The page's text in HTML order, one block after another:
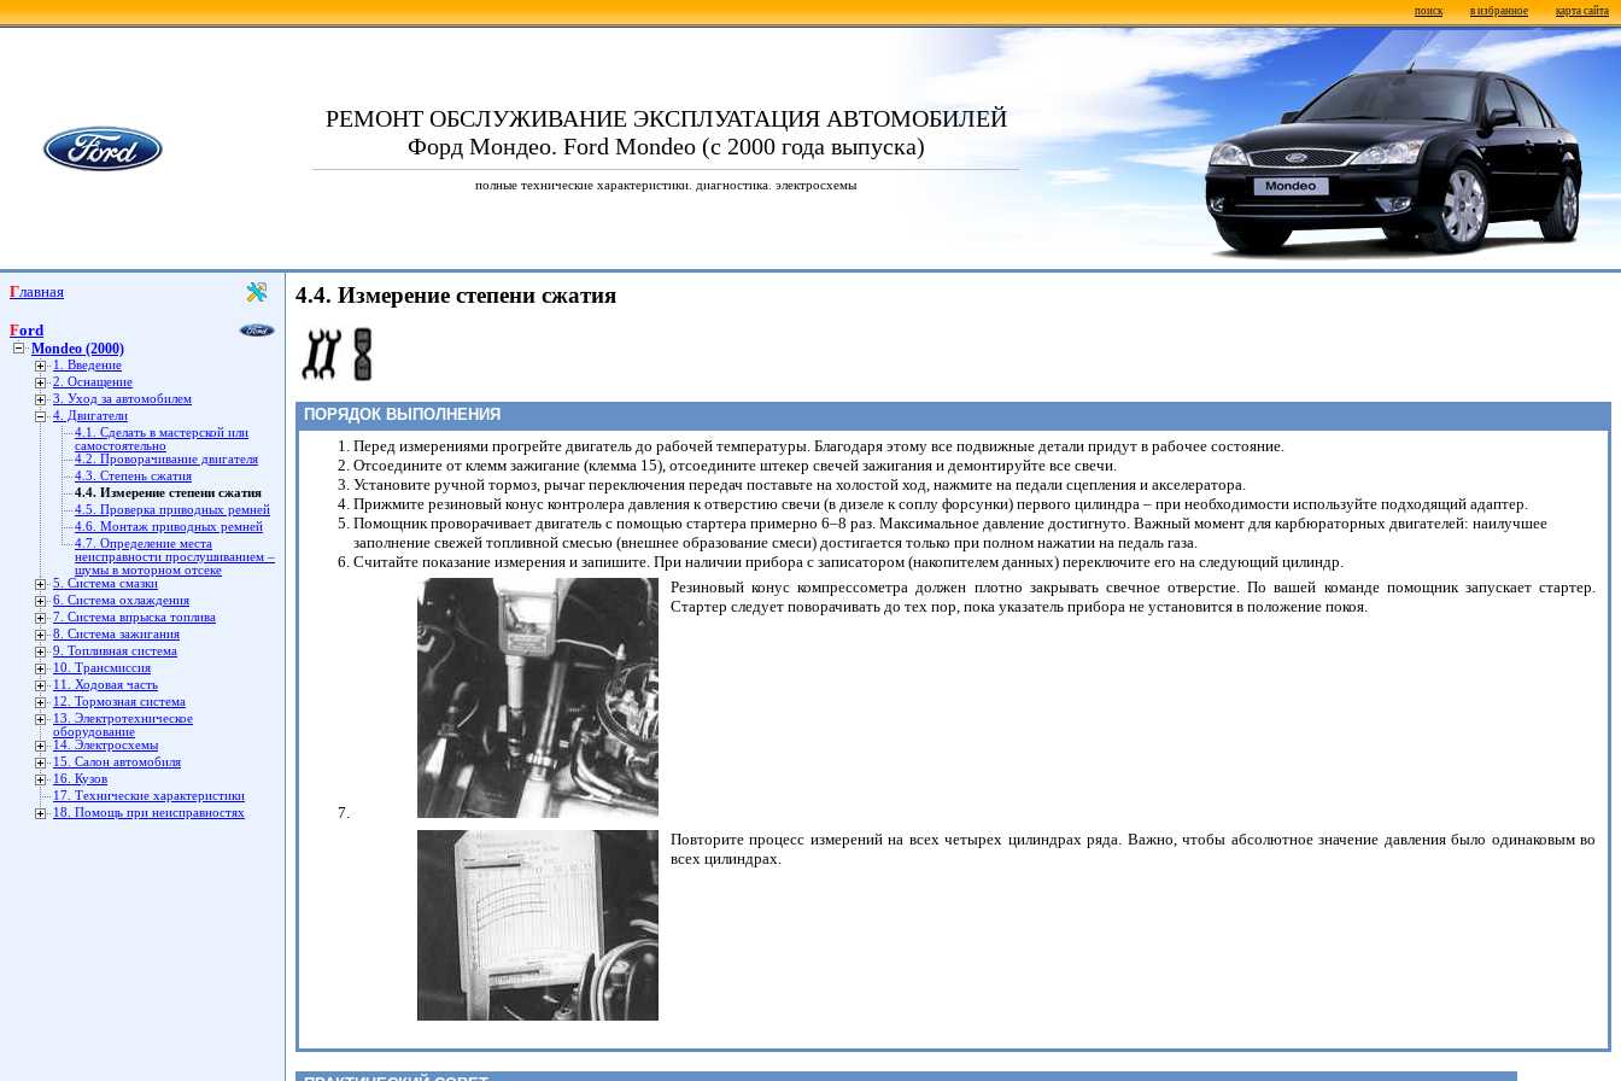
поиск в избранное карта сайта
РЕМОНТ ОБСЛУЖИВАНИЕ ЭКСПЛУАТАЦИЯ АВТОМОБИЛЕЙ
Форд Мондео. Ford Mondeo (с 2000 года выпуска)
полные технические характеристики. диагностика. электросхемы
Главная
Ford
Mondeo (2000)
1. Введение
2. Оснащение
3. Уход за автомобилем
4. Двигатели
4.1. Сделать в мастерской или
самостоятельно
4.2. Проворачивание двигателя
4.3. Степень сжатия
4.4. Измерение степени сжатия
4.5. Проверка приводных ремней
4.6. Монтаж приводных ремней
4.7. Определение места
неисправности прослушиванием –
шумы в моторном отсеке
5. Система смазки
6. Система охлаждения
7. Система впрыска топлива
8. Система зажигания
9. Топливная система
10. Трансмиссия
11. Ходовая часть
12. Тормозная система
13. Электротехническое
оборудование
14. Электросхемы
15. Салон автомобиля
16. Кузов
17. Технические характеристики
18. Помощь при неисправностях
4.4. Измерение степени сжатия
ПОРЯДОК ВЫПОЛНЕНИЯ
Перед измерениями прогрейте двигатель до рабочей температуры. Благодаря этому все подвижные детали придут в рабочее состояние.
Отсоедините от клемм зажигание (клемма 15), отсоедините штекер свечей зажигания и демонтируйте все свечи.
Установите ручной тормоз, рычаг переключения передач поставьте на холостой ход, нажмите на педали сцепления и акселератора.
Прижмите резиновый конус контролера давления к отверстию свечи (в дизеле к соплу форсунки) первого цилиндра – при необходимости используйте подходящий адаптер.
Помощник проворачивает двигатель с помощью стартера примерно 6–8 раз. Максимальное давление достигнуто. Важный момент для карбюраторных двигателей: наилучшее
заполнение свежей топливной смесью (внешнее образование смеси) достигается только при полном нажатии на педаль газа.
Считайте показание измерения и запишите. При наличии прибора с записатором (накопителем данных) переключите его на следующий цилиндр.
Резиновый конус компрессометра должен плотно закрывать свечное отверстие. По вашей команде помощник запускает стартер.
Стартер следует поворачивать до тех пор, пока указатель прибора не установится в положение покоя.
Повторите процесс измерений на всех четырех цилиндрах ряда. Важно, чтобы абсолютное значение давления было одинаковым во
всех цилиндрах.